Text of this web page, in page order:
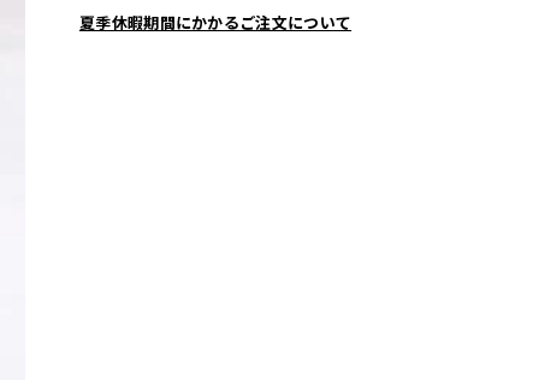
夏季休暇期間にかかるご注文について